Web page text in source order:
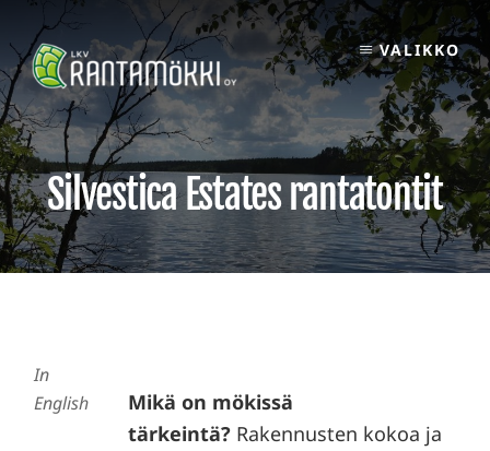
Skip
content
VALIKKO
Silvestica Estates rantatontit
In
English
Mikä on mökissä
tärkeintä? Rakennusten kokoa ja